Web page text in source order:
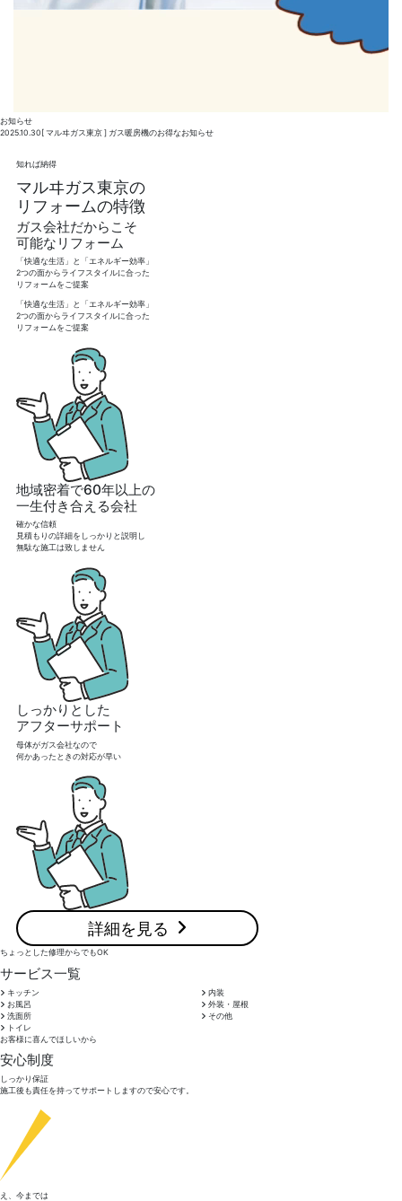
お知らせ
2025.10.30[ マルヰガス東京 ] ガス暖房機のお得なお知らせ
知れば納得
マルヰガス東京の
リフォームの特徴
ガス会社だからこそ
可能なリフォーム
「快適な生活」と「エネルギー効率」
2つの面からライフスタイルに合った
リフォームをご提案
「快適な生活」と「エネルギー効率」
2つの面からライフスタイルに合った
リフォームをご提案
地域密着で60年以上の
一生付き合える会社
確かな信頼
見積もりの詳細をしっかりと説明し
無駄な施工は致しません
しっかりとした
アフターサポート
母体がガス会社なので
何かあったときの対応が早い
詳細を見る
ちょっとした修理からでもOK
サービス一覧
キッチン
お風呂
洗面所
トイレ
内装
外装・屋根
その他
お客様に喜んでほしいから
安心制度
しっかり保証
施工後も責任を持ってサポートしますので安心です。
え、今までは